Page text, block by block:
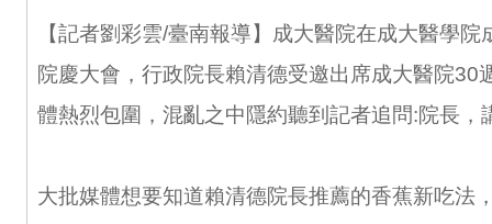
【記者劉彩雲/臺南報導】成大醫院在成大醫學
院慶大會，行政院長賴清德受邀出席成大醫院30
體熱烈包圍，混亂之中隱約聽到記者追問:院長，
大批媒體想要知道賴清德院長推薦的香蕉新吃法